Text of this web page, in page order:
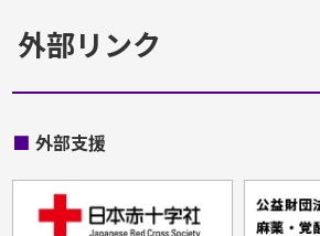
外部リンク
■ 外部支援